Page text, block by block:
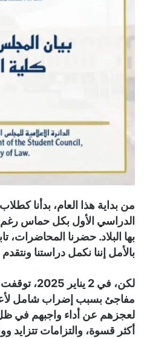
من بداية هذا العام، بدأنا
الدراسي الأول بكل حماس
بها البلاد. حضرنا المحاضرات،
بالأمل إننا نكمل دراستنا
لكن، في 2
مفاجئ بسبب إضراب شامل
لعجزهم عن أداء واجبهم
أكثر قسوة، والتزامات تتزايد